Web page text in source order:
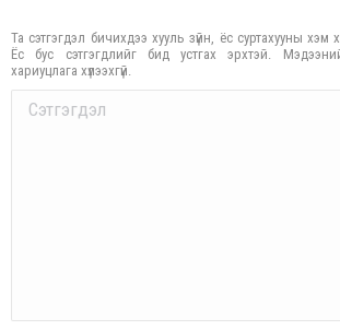
Та сэтгэгдэл бичихдээ хууль зүйн, ёс суртахууны хэм
Ёс бус сэтгэгдлийг бид устгах эрхтэй.
хариуцлага хүлээхгүй.
Comment